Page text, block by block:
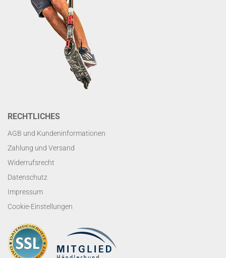
RECHTLICHES
AGB und Kundeninformationen
Zahlung und Versand
Widerrufsrecht
Datenschutz
Impressum
Cookie-Einstellungen